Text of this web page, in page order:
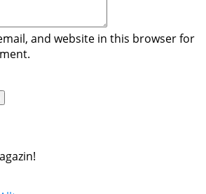
and website in this browser for